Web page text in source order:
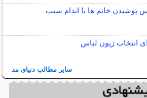
پوشیدن خانم ها با اندام سیب
انتخاب ژپون لباس
سایر مطالب دنیای مد